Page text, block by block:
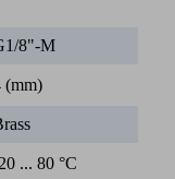
8"-M
(mm)
... 80 °C